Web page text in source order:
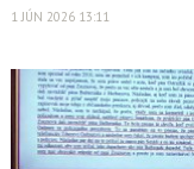
1 JÚN 2026 13:11